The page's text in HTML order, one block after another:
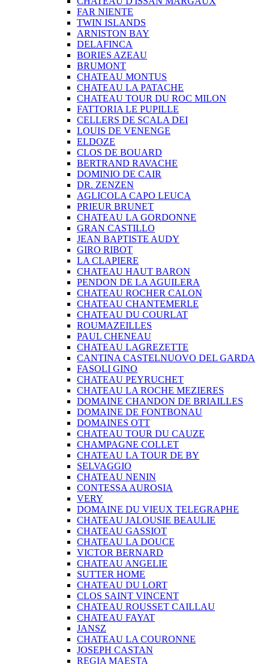
FAR NIENTE
TWIN ISLANDS
ARNISTON BAY
DELAFINCA
BORIES AZEAU
BRUMONT
CHATEAU MONTUS
CHATEAU LA PATACHE
CHATEAU TOUR DU ROC MILON
FATTORIA LE PUPILLE
CELLERS DE SCALA DEI
LOUIS DE VENENGE
ELDOZE
CLOS DE BOUARD
BERTRAND RAVACHE
DOMINIO DE CAIR
DR. ZENZEN
AGLICOLA CAPO LEUCA
PRIEUR BRUNET
CHATEAU LA GORDONNE
GRAN CASTILLO
JEAN BAPTISTE AUDY
GIRO RIBOT
LA CLAPIERE
CHATEAU HAUT BARON
PENDON DE LA AGUILERA
CHATEAU ROCHER CALON
CHATEAU CHANTEMERLE
CHATEAU DU COURLAT
ROUMAZEILLES
PAUL CHENEAU
CHATEAU LAGREZETTE
CANTINA CASTELNUOVO DEL GARDA
FASOLI GINO
CHATEAU PEYRUCHET
CHATEAU LA ROCHE MEZIERES
DOMAINE CHANDON DE BRIAILLES
DOMAINE DE FONTBONAU
DOMAINES OTT
CHATEAU TOUR DU CAUZE
CHAMPAGNE COLLET
CHATEAU LA TOUR DE BY
SELVAGGIO
CHATEAU NENIN
CONTESSA AUROSIA
VERY
DOMAINE DU VIEUX TELEGRAPHE
CHATEAU JALOUSIE BEAULIE
CHATEAU GASSIOT
CHATEAU LA DOUCE
VICTOR BERNARD
CHATEAU ANGELIE
SUTTER HOME
CHATEAU DU LORT
CLOS SAINT VINCENT
CHATEAU ROUSSET CAILLAU
CHATEAU FAYAT
JANSZ
CHATEAU LA COURONNE
JOSEPH CASTAN
REGIA MAESTA